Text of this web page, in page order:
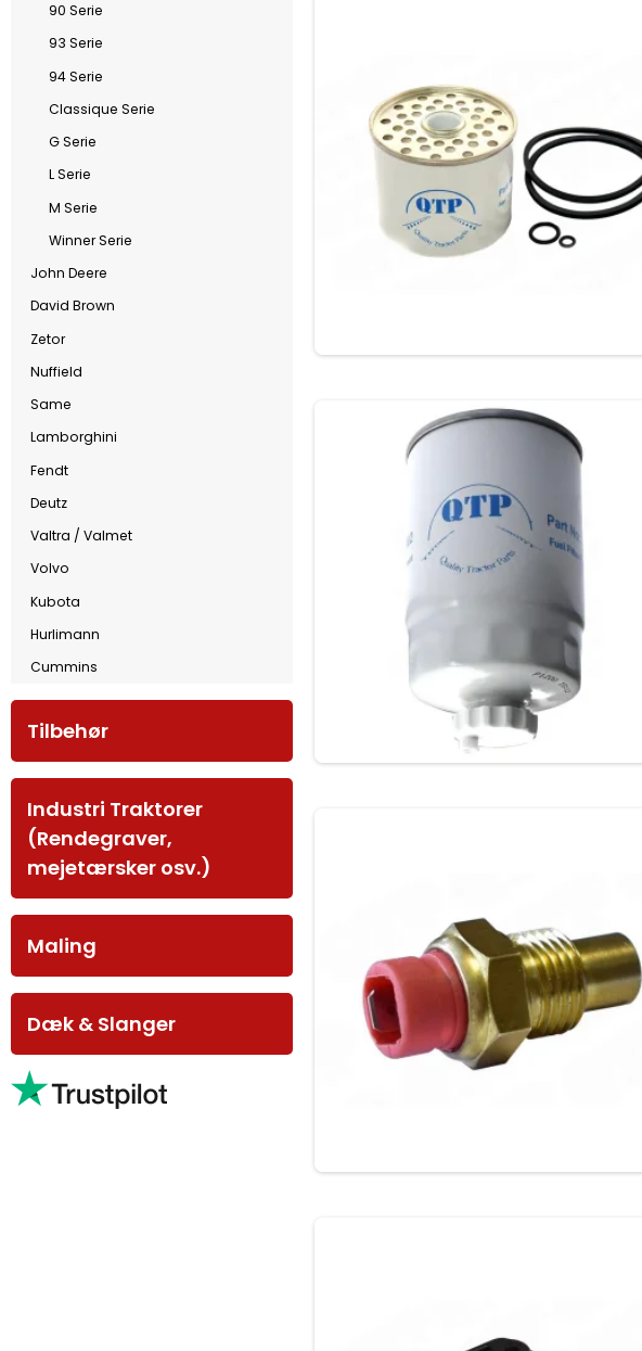
90 Serie
93 Serie
94 Serie
Classique Serie
G Serie
L Serie
M Serie
Winner Serie
John Deere
David Brown
Zetor
Nuffield
Same
Lamborghini
Fendt
Deutz
Valtra / Valmet
Volvo
Kubota
Hurlimann
Cummins
Tilbehør
Industri Traktorer
(Rendegraver,
mejetærsker osv.)
Maling
Dæk & Slanger